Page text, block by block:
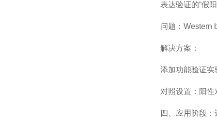
表达验证的“假阳
问题：Western
解决方案：
添加功能验证实
对照设置：阳性对
四、应用阶段：